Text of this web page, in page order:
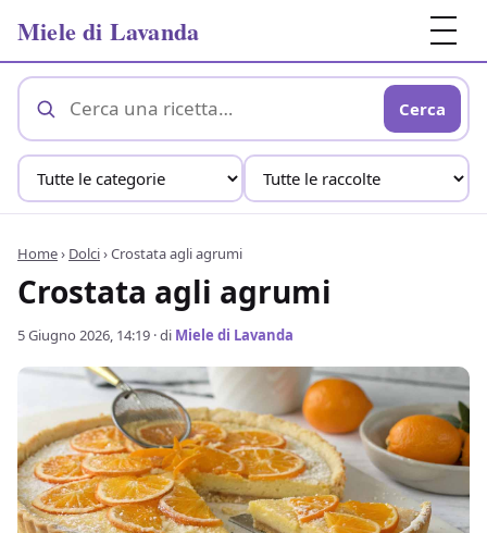
Miele di Lavanda
Cerca
Home› Dolci›Crostata agli agrumi
Crostata agli agrumi
5 Giugno 2026, 14:19 · di Miele di Lavanda